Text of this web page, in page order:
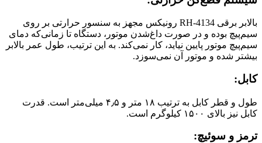
بالابر برقی RH-4134 رونیکس مجهز به سنسور حرارتی بر روی
سیم‌پیچ بوده و در صورت داغ‌شدن موتور، دستگاه تا زمانی‌که دمای
سیم‌پیچ موتور پایین نیاید، کار نمی‌کند. به این ترتیب، طول عمر بالابر
بیشتر شده و موتور آن نمی‌سوزد.
کابل:
طول و قطر کابل به ترتیب ۱۸ متر و ۴٫۵ میلی‌متر است. قدرت
کابل نیز بالای ۱۵۰۰ کیلوگرم است.
ترمز و سوئیچ: